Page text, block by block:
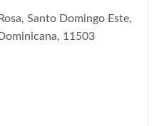
Santo Domingo Este,
11503